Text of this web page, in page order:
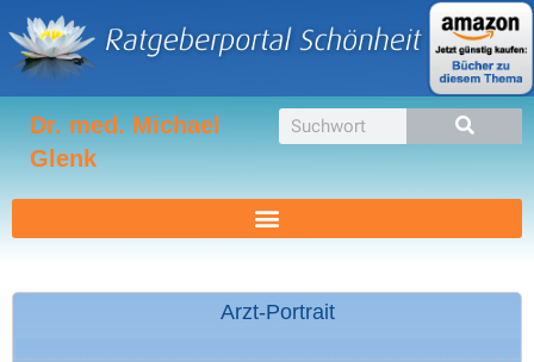
Inhalt
springen
Dr. med. Michael
Glenk
Suche
Arzt-Portrait